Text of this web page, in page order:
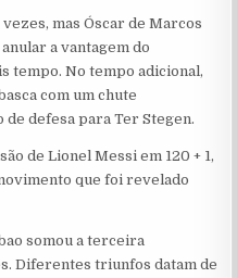
mas Óscar de Marcos
a vantagem do
tempo. No tempo adicional,
com um chute
defesa para Ter Stegen.
de Lionel Messi em 120 + 1,
que foi revelado
somou a terceira
Diferentes triunfos datam de